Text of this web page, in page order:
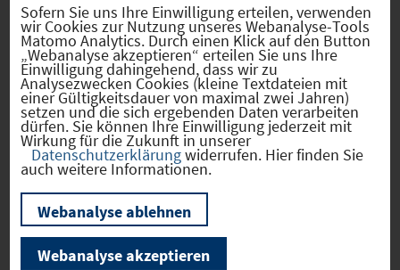
Bilder
vorstehende Informationen auf den Angaben des
Anbieters beruhen und von uns nicht auf
Plausibilität, Vollständigkeit und Richtigkeit
Sofern Sie uns Ihre Einwilligung erteilen, verwenden
wir Cookies zur Nutzung unseres Webanalyse-Tools
Matomo Analytics. Durch einen Klick auf den Button
„Webanalyse akzeptieren“ erteilen Sie uns Ihre
Einwilligung dahingehend, dass wir zu
Analysezwecken Cookies (kleine Textdateien mit
einer Gültigkeitsdauer von maximal zwei Jahren)
setzen und die sich ergebenden Daten verarbeiten
dürfen. Sie können Ihre Einwilligung jederzeit mit
Wirkung für die Zukunft in unserer
Datenschutzerklärungwiderrufen. Hier finden Sie
auch weitere Informationen.
Webanalyse ablehnen
Webanalyse akzeptieren